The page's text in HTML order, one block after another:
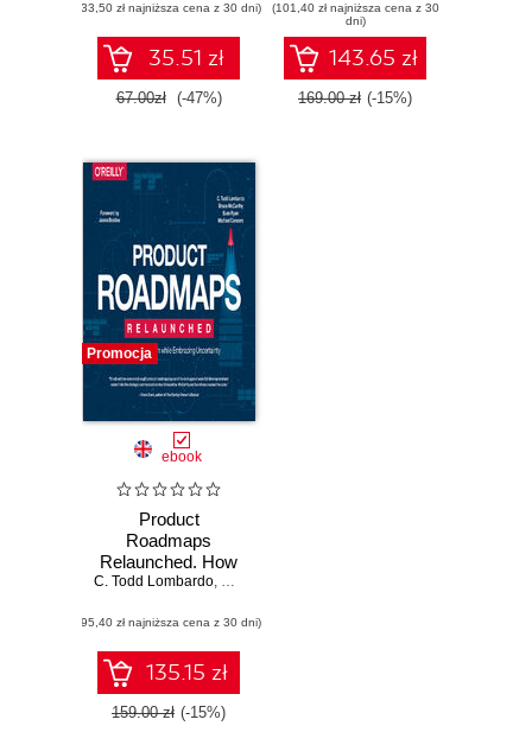
w czasach
niepewności
(33,50 zł najniższa cena z 30 dni)
35.51 zł
67.00zł (-47%)
(101,40 zł najniższa cena z 30
dni)
143.65 zł
169.00 zł (-15%)
Promocja
ebook
Product
Roadmaps
Relaunched. How
to Set Direction
Uncertainty
C. Todd Lombardo, Bruce McCarthy
(95,40 zł najniższa cena z 30 dni)
135.15 zł
159.00 zł (-15%)